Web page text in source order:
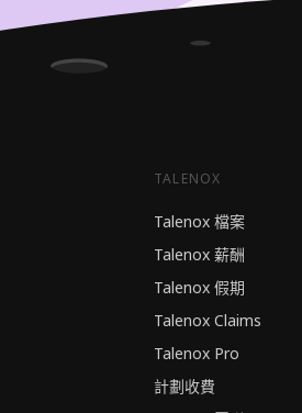
TALENOX
Talenox 檔案
Talenox 薪酬
Talenox 假期
Talenox Claims
Talenox Pro
計劃收費